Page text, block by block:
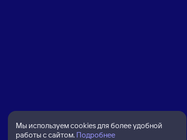
Мы используем cookies для более удобной
работы с сайтом. Подробнее